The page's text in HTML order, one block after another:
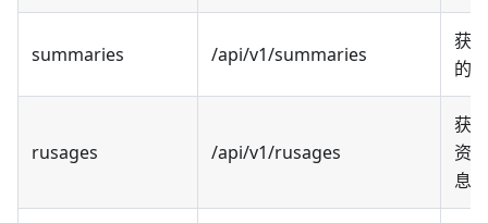
summaries /api/v1/summaries
获
的
rusages /api/v1/rusages
获
资
息